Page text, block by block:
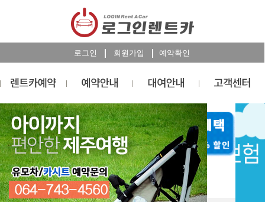
로그인 회원가입 예약확인
렌트카예약
RESERVATION